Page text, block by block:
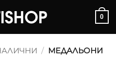
0
/ МЕДАЛЬОНИ